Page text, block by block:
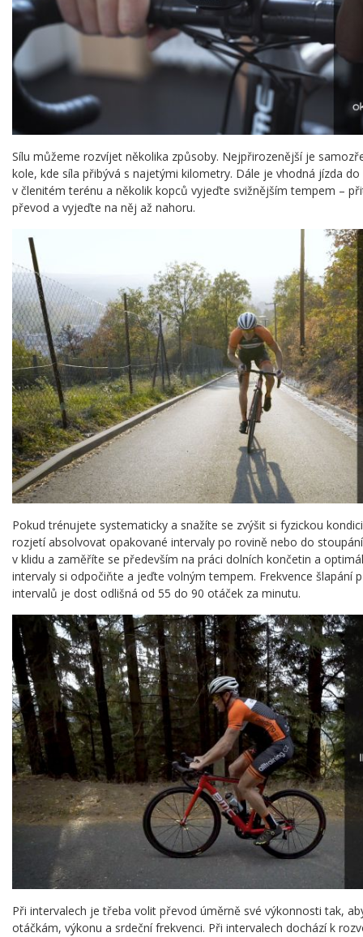
Sílu můžeme rozvíjet několika způsoby. Nejpřirozenější je
kole, kde síla přibývá s najetými kilometry. Dále je vhodná jízda
v členitém terénu a několik kopců vyjeďte svižnějším tempem –
převod a vyjeďte na něj až nahoru.
Pokud trénujete systematicky a snažíte se zvýšit si fyzickou
rozjetí absolvovat opakované intervaly po rovině nebo do
v klidu a zaměříte se především na práci dolních končetin a
intervaly si odpočiňte a jeďte volným tempem. Frekvence šlapání
intervalů je dost odlišná od 55 do 90 otáček za minutu.
Při intervalech je třeba volit převod úměrně své výkonnosti tak,
otáčkám, výkonu a srdeční frekvenci. Při intervalech dochází k